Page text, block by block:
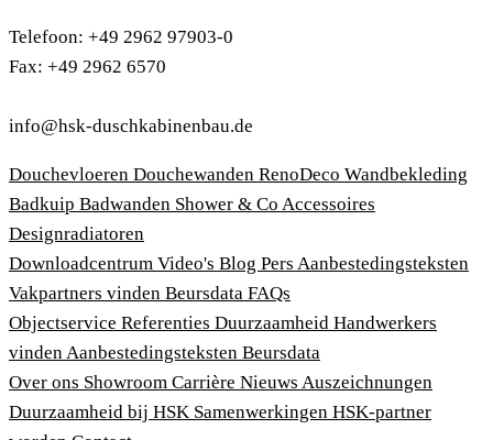
Telefoon: +49 2962 97903-0
Fax: +49 2962 6570
info@hsk-duschkabinenbau.de
Douchevloeren Douchewanden RenoDeco Wandbekleding
Badkuip Badwanden Shower & Co Accessoires
Designradiatoren
Downloadcentrum Video's Blog Pers Aanbestedingsteksten
Vakpartners vinden Beursdata FAQs
Objectservice Referenties Duurzaamheid Handwerkers
vindenAanbestedingsteksten Beursdata
Over ons Showroom Carrière Nieuws Auszeichnungen
Duurzaamheid bij HSK Samenwerkingen HSK-partner